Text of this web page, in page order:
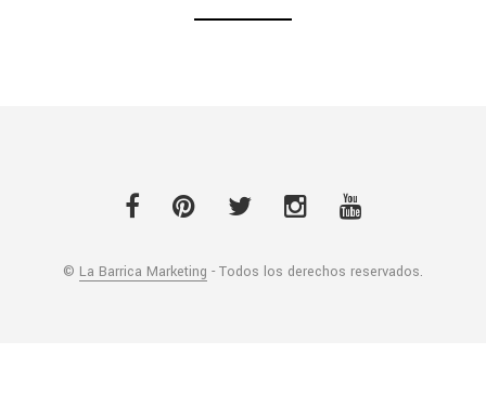
© La Barrica Marketing - Todos los derechos reservados.